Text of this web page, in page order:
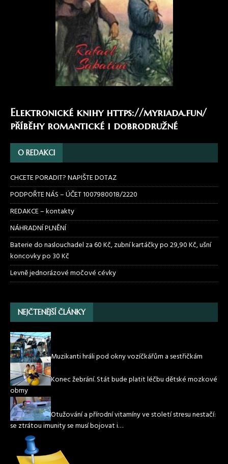
Elektronické knihy https://myriada.fun/
příběhy romantické i dobrodružné
O REDAKCI
CHCETE PORADIT? NAPIŠTE DOTAZ
PODPOŘTE NÁS – ÚČET 1007980018/2220
REDAKCE – kontakty
NÁHRADNÍ PLNĚNÍ
Baterie do naslouchadel za 60 Kč, zubní kartáčky po 29,90 Kč, ušní
koncovky po 30 Kč
Levně jednorázové močové cévky
NEJČTENĚJŠÍ ČLÁNKY
Muzikanti hráli pod okny vozíčkářům a sestřičkám
Konec žebrání. Stát bude platit léčbu dětské mozkové
obrny
Otužování a přírodní vitamíny ve století stresu nestačí:
se ztrátou imunity se musí bojovat i…